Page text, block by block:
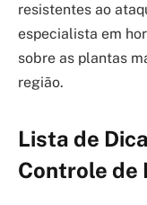
resistentes ao
especialista em
sobre as plantas
região.
Lista de
Controle de